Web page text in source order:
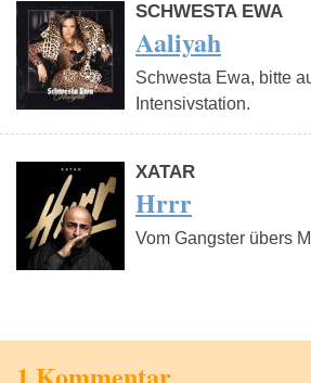
SCHWESTA EWA
Aaliyah
Schwesta Ewa, bitte
Intensivstation.
XATAR
Hrrr
Vom Gangster übers